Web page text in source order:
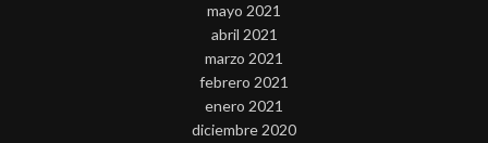
mayo 2021
abril 2021
marzo 2021
febrero 2021
enero 2021
diciembre 2020